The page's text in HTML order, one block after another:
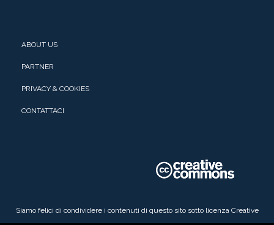
ABOUT US
PARTNER
PRIVACY & COOKIES
CONTATTACI
Siamo felici di condividere i contenuti di questo sito sotto licenza Creative